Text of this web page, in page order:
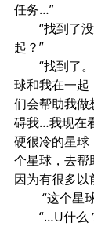
任务…”
“找到了没
起？”
“找到了。
球和我在一
们会帮助我做
碍我…我现在
硬很冷的星球
个星球，去帮
因为有很多以
“这个星球
“…U什么